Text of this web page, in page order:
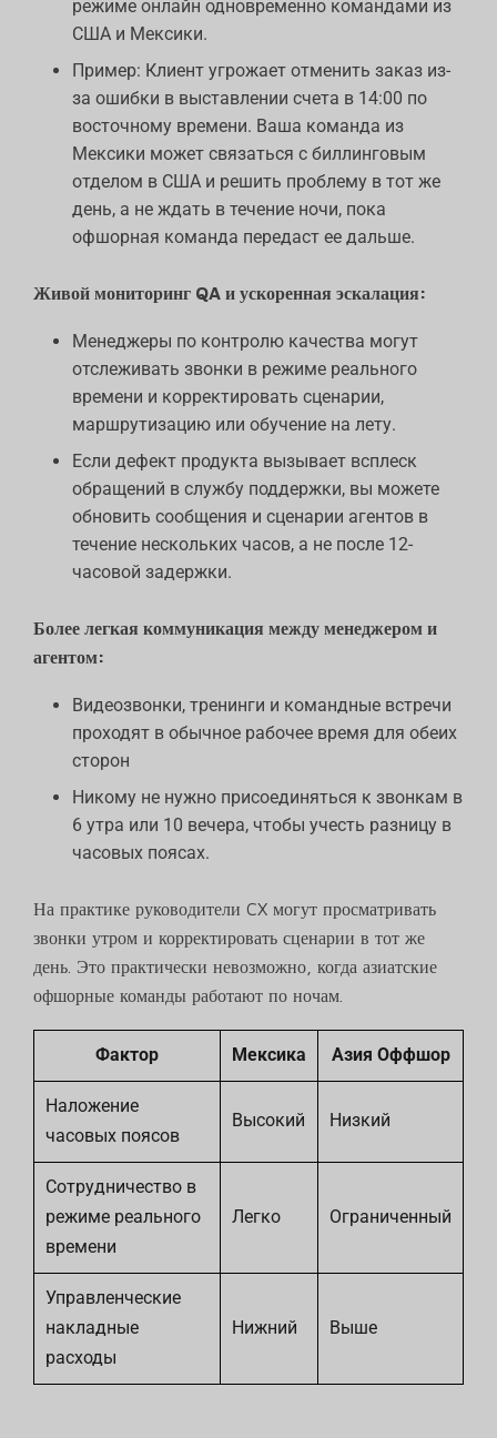
режиме онлайн одновременно командами из
США и Мексики.
Пример: Клиент угрожает отменить заказ из-
за ошибки в выставлении счета в 14:00 по
восточному времени. Ваша команда из
Мексики может связаться с биллинговым
отделом в США и решить проблему в тот же
день, а не ждать в течение ночи, пока
офшорная команда передаст ее дальше.
Живой мониторинг QA и ускоренная эскалация:
Менеджеры по контролю качества могут
отслеживать звонки в режиме реального
времени и корректировать сценарии,
маршрутизацию или обучение на лету.
Если дефект продукта вызывает всплеск
обращений в службу поддержки, вы можете
обновить сообщения и сценарии агентов в
течение нескольких часов, а не после 12-
часовой задержки.
Более легкая коммуникация между менеджером и
агентом:
Видеозвонки, тренинги и командные встречи
проходят в обычное рабочее время для обеих
сторон
Никому не нужно присоединяться к звонкам в
6 утра или 10 вечера, чтобы учесть разницу в
часовых поясах.
На практике руководители CX могут просматривать
звонки утром и корректировать сценарии в тот же
день. Это практически невозможно, когда азиатские
офшорные команды работают по ночам.
Фактор Мексика Азия Оффшор
Наложение
часовых поясов
Высокий Низкий
Сотрудничество в
режиме реального
времени
Легко Ограниченный
Управленческие
накладные
расходы
Нижний Выше